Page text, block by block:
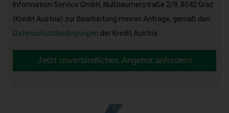
Information-Service GmbH, Nußbaumerstraße 2/9, 8042 Graz
(Kredit Austria) zur Bearbeitung meiner Anfrage, gemäß den
Datenschutzbedingungen der Kredit Austria.
Jetzt unverbindliches Angebot anfordern